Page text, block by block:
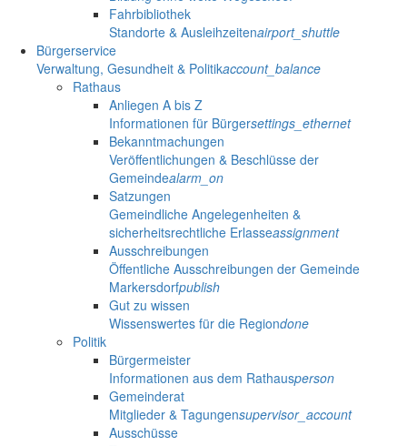
Fahrbibliothek
Standorte & Ausleihzeitenairport_shuttle
Bürgerservice
Verwaltung, Gesundheit & Politikaccount_balance
Rathaus
Anliegen A bis Z
Informationen für Bürgersettings_ethernet
Bekanntmachungen
Veröffentlichungen & Beschlüsse der
Gemeindealarm_on
Satzungen
Gemeindliche Angelegenheiten &
sicherheitsrechtliche Erlasseassignment
Ausschreibungen
Öffentliche Ausschreibungen der Gemeinde
Markersdorfpublish
Gut zu wissen
Wissenswertes für die Regiondone
Politik
Bürgermeister
Informationen aus dem Rathausperson
Gemeinderat
Mitglieder & Tagungensupervisor_account
Ausschüsse